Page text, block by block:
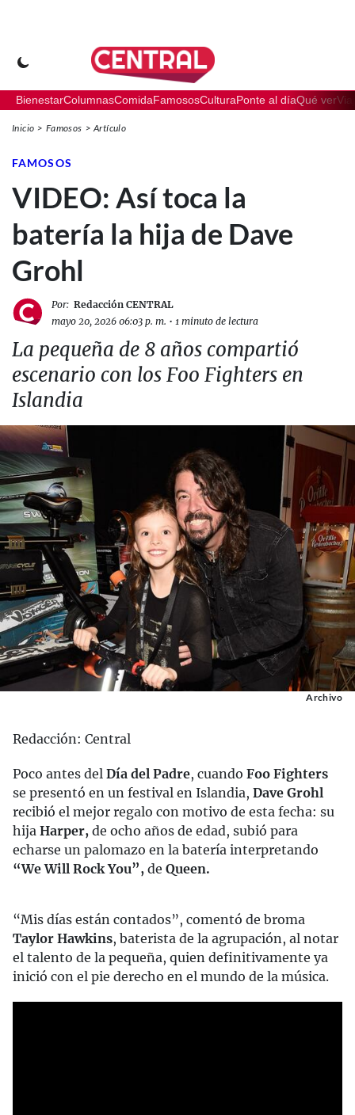
BienestarColumnasComidaFamososCulturaPonte al díaQué ver
Inicio Famosos Artículo
FAMOSOS
VIDEO: Así toca la
batería la hija de Dave
Grohl
Por: Redacción CENTRAL
mayo 20, 2026 06:03 p. m. • 1 minuto de lectura
La pequeña de 8 años compartió
escenario con los Foo Fighters en
Islandia
Archivo
Redacción: Central
Poco antes del Día del Padre, cuando Foo Fighters
se presentó en un festival en Islandia, Dave Grohl
recibió el mejor regalo con motivo de esta fecha: su
hija Harper, de ocho años de edad, subió para
echarse un palomazo en la batería interpretando
“We Will Rock You”, de Queen.
“Mis días están contados”, comentó de broma
Taylor Hawkins, baterista de la agrupación, al notar
el talento de la pequeña, quien definitivamente ya
inició con el pie derecho en el mundo de la música.